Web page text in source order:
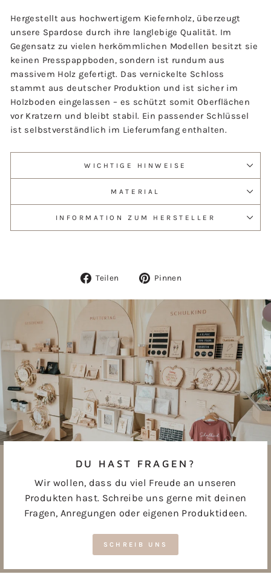
Hergestellt aus hochwertigem Kiefernholz, überzeugt
unsere Spardose durch ihre langlebige Qualität. Im
Gegensatz zu vielen herkömmlichen Modellen besitzt sie
keinen Presspappboden, sondern ist rundum aus
massivem Holz gefertigt. Das vernickelte Schloss
stammt aus deutscher Produktion und ist sicher im
Holzboden eingelassen – es schützt somit Oberflächen
vor Kratzern und bleibt stabil. Ein passender Schlüssel
ist selbstverständlich im Lieferumfang enthalten.
WICHTIGE HINWEISE
MATERIAL
INFORMATION ZUM HERSTELLER
Teilen
Auf
Pinnen
DU HAST FRAGEN?
Wir wollen, dass du viel Freude an unseren
Produkten hast. Schreibe uns gerne mit deinen
Fragen, Anregungen oder eigenen Produktideen.
SCHREIB UNS